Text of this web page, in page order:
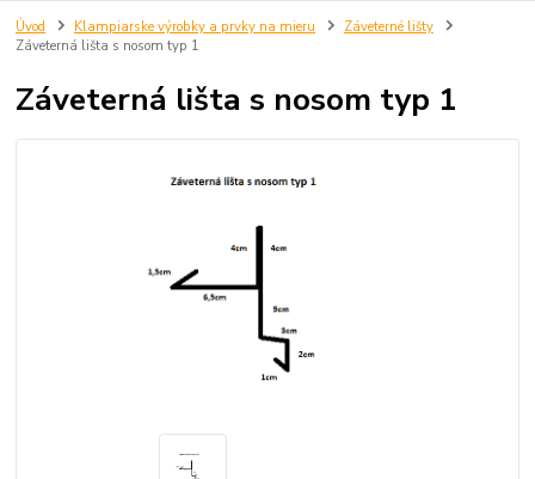
Úvod Klampiarske výrobky a prvky na mieru
Záveterné lišty
Záveterná lišta s nosom typ 1
Záveterná lišta s nosom typ 1